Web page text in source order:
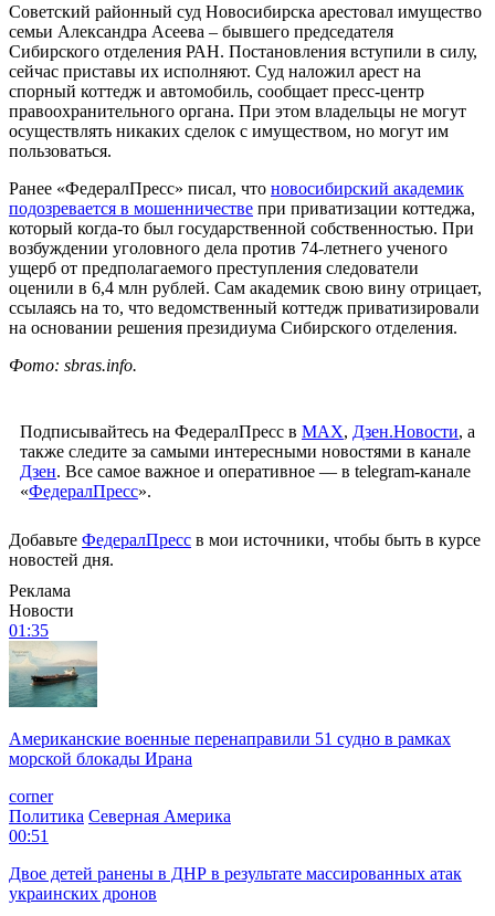
Советский районный суд Новосибирска арестовал имущество
семьи Александра Асеева – бывшего председателя
Сибирского отделения РАН. Постановления вступили в силу,
сейчас приставы их исполняют. Суд наложил арест на
спорный коттедж и автомобиль, сообщает пресс-центр
правоохранительного органа. При этом владельцы не могут
осуществлять никаких сделок с имуществом, но могут им
пользоваться.
Ранее «ФедералПресс» писал, что новосибирский академик
подозревается в мошенничестве при приватизации коттеджа,
который когда-то был государственной собственностью. При
возбуждении уголовного дела против 74-летнего ученого
ущерб от предполагаемого преступления следователи
оценили в 6,4 млн рублей. Сам академик свою вину отрицает,
ссылаясь на то, что ведомственный коттедж приватизировали
на основании решения президиума Сибирского отделения.
Фото: sbras.info.
Подписывайтесь на ФедералПресс в МАХ, Дзен.Новости, а
также следите за самыми интересными новостями в канале
Дзен. Все самое важное и оперативное — в telegram-канале
«ФедералПресс».
Добавьте ФедералПресс в мои источники, чтобы быть в курсе
новостей дня.
Реклама
Новости
01:35
Американские военные перенаправили 51 судно в рамках
морской блокады Ирана
corner
Политика Северная Америка
00:51
Двое детей ранены в ДНР в результате массированных атак
украинских дронов